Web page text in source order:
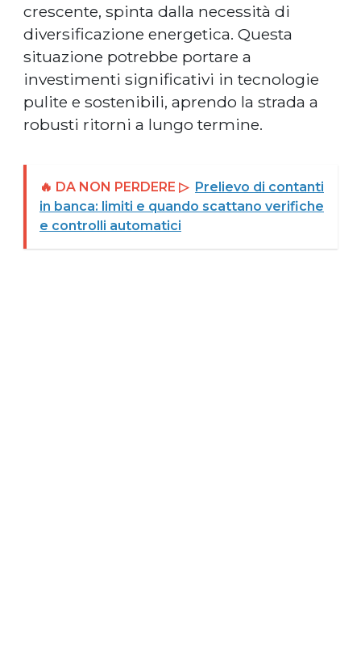
crescente, spinta dalla necessità di
diversificazione energetica. Questa
situazione potrebbe portare a
investimenti significativi in tecnologie
pulite e sostenibili, aprendo la strada a
robusti ritorni a lungo termine.
🔥 DA NON PERDERE ▷ Prelievo di contanti
in banca: limiti e quando scattano verifiche
e controlli automatici